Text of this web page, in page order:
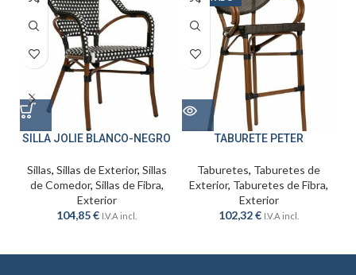
SILLA JOLIE BLANCO-NEGRO
Sillas, Sillas de Exterior, Sillas
de Comedor, Sillas de Fibra,
Exterior
104,85€ I.V.A incl.
TABURETE PETER
Taburetes, Taburetes de
Exterior, Taburetes de Fibra,
Exterior
102,32€ I.V.A incl.